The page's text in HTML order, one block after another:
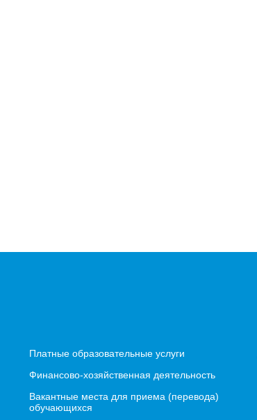
Платные образовательные услуги
Финансово-хозяйственная деятельность
Вакантные места для приема (перевода)
обучающихся